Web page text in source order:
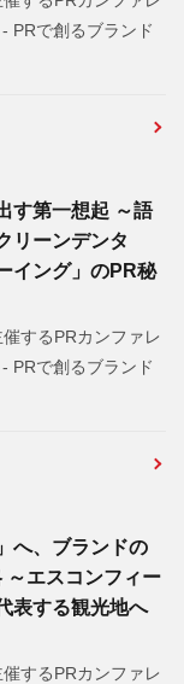
PRで創るブランド
す第一想起 ～語
リーンデンタ
イング」のPR秘
するPRカンファレ
PRで創るブランド
へ、ブランドの
～エスコンフィー
表する観光地へ
するPRカンファレ